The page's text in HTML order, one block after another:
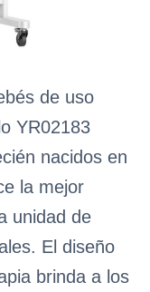
de uso
YR02183
nacidos en
la mejor
unidad de
El diseño
brinda a los